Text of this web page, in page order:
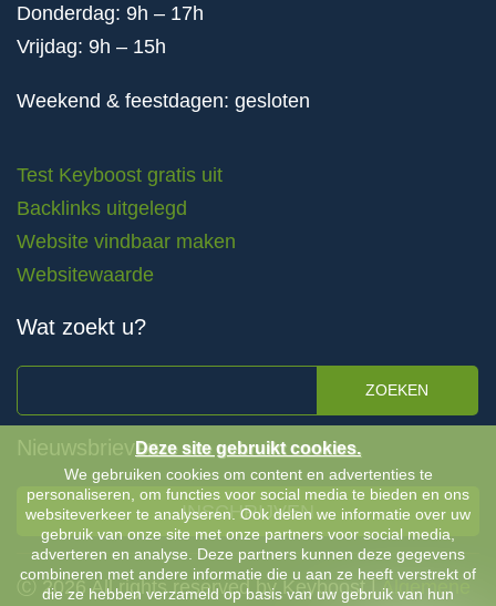
Donderdag: 9h – 17h
Vrijdag: 9h – 15h
Weekend & feestdagen: gesloten
Test Keyboost gratis uit
Backlinks uitgelegd
Website vindbaar maken
Websitewaarde
Wat zoekt u?
ZOEKEN
Nieuwsbrieven
INSCHRIJVEN
Ⓒ 2026 All rights reserved by Keyboost |Algemene
Deze site gebruikt cookies.
We gebruiken cookies om content en advertenties te
personaliseren, om functies voor social media te bieden en ons
websiteverkeer te analyseren. Ook delen we informatie over uw
gebruik van onze site met onze partners voor social media,
adverteren en analyse. Deze partners kunnen deze gegevens
combineren met andere informatie die u aan ze heeft verstrekt of
die ze hebben verzameld op basis van uw gebruik van hun